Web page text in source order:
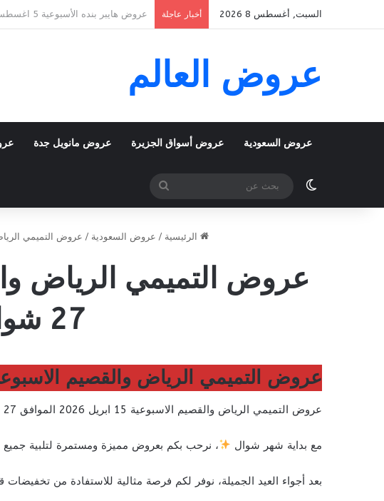
السبت, أغسطس 8 2026 أخبار عاجلة عروض بنده الأسبوعية 5 اغسطس 2026 الموافق 22 صفر 1448 Back To School
عروض العالم
عروض السعودية عروض أسواق الجزيرة عروض مانويل جدة
الوضع المظلم
بحث
عن
الرئيسية / عروض السعودية / عروض التميمي
27 شوال 1447 زبدة العروض
عروض التميمي الرياض والقصيم الاسبوعية 15 ابريل 2026 الموافق 27 شوال 1447 زبدة
عروض التميمي الرياض والقصيم الاسبوعية 15 ابريل 2026 الموافق 27 شوال 1447 زبدة العروض
مع بداية شهر شوال ، نرحب بكم بعروض مميزة ومستمرة لتلبية جميع
بعد أجواء العيد الجميلة، نوفر لكم فرصة مثالية للاستفادة من